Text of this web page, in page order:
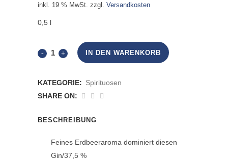
inkl. 19 % MwSt. zzgl. Versandkosten
0,5 l
Langeooger
anzahl
IN DEN WARENKORB
KATEGORIE: Spirituosen
SHARE ON:
BESCHREIBUNG
Feines Erdbeeraroma dominiert diesen
Gin/37,5 %